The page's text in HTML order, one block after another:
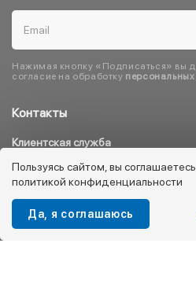
Контакты
Клиентская служба
8 800 333 08 45
info@kotofey.ru
Магазины в Москва (50)
Нажимая кнопку «Подписаться» вы
согласие на обработку
Пользуясь сайтом, вы
политикой конфиденциальности
Да, я соглашаюсь